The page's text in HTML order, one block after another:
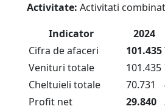
Activitate: Activitati
Indicator
2024
Cifra de afaceri
101.435
Venituri totale
101.435
Cheltuieli totale
70.731
Profit net
29.840